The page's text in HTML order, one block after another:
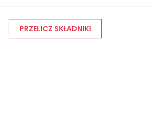
PRZELICZ SKŁADNIKI